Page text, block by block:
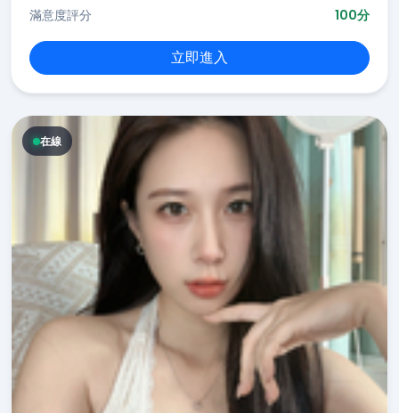
滿意度評分
100分
立即進入
在線